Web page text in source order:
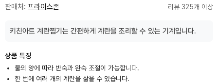
판매처: 프라이스존 리뷰 325개 이상
키친아트 계란찜기는 간편하게 계란을 조리할 수 있는 기계입니다.
상품 특징
물의 양에 따라 반숙과 완숙 조절이 가능합니다.
한 번에 여러 개의 계란을 삶을 수 있습니다.